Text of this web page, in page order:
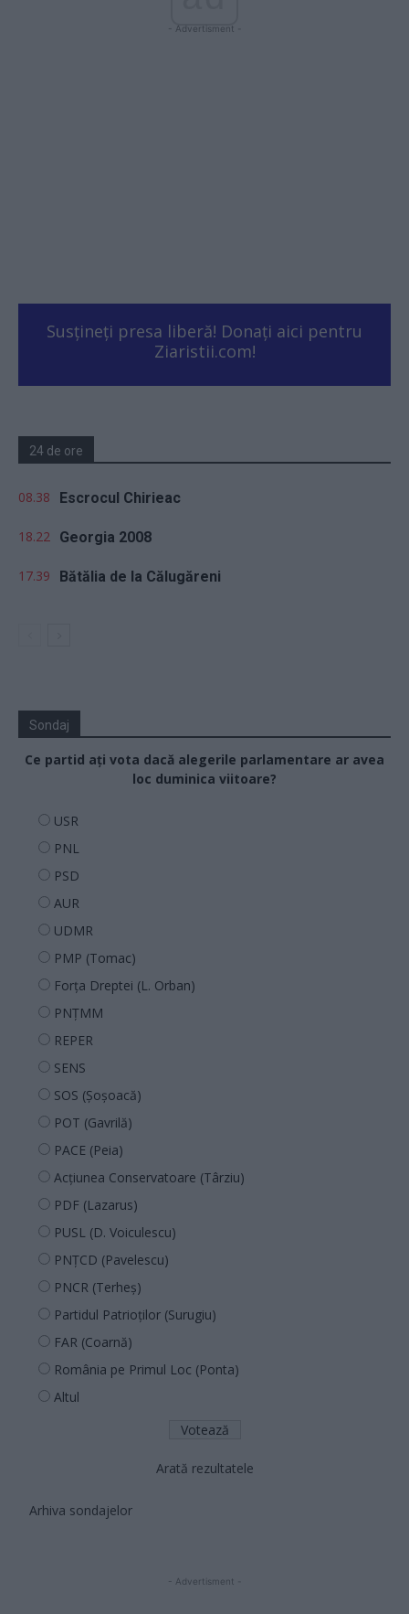
- Advertisment -
Susțineți presa liberă! Donați aici pentru
Ziaristii.com!
24 de ore
08.38 Escrocul Chirieac
18.22 Georgia 2008
17.39 Bătălia de la Călugăreni
Sondaj
Ce partid ați vota dacă alegerile parlamentare ar avea
loc duminica viitoare?
USR
PNL
PSD
AUR
UDMR
PMP (Tomac)
Forța Dreptei (L. Orban)
PNȚMM
REPER
SENS
SOS (Șoșoacă)
POT (Gavrilă)
PACE (Peia)
Acțiunea Conservatoare (Târziu)
PDF (Lazarus)
PUSL (D. Voiculescu)
PNȚCD (Pavelescu)
PNCR (Terheș)
Partidul Patrioților (Surugiu)
FAR (Coarnă)
România pe Primul Loc (Ponta)
Altul
Arată rezultatele
Arhiva sondajelor
- Advertisment -